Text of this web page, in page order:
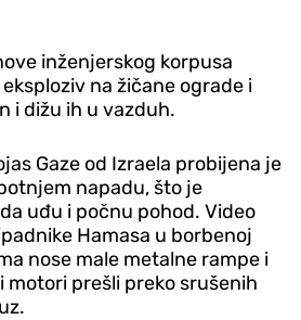
inženjerskog korpusa
na žičane ograde i
i dižu ih u vazduh.
Gaze od Izraela probijena je
napadu, što je
uđu i počnu pohod. Video
Hamasa u borbenoj
nose male metalne rampe i
motori prešli preko srušenih